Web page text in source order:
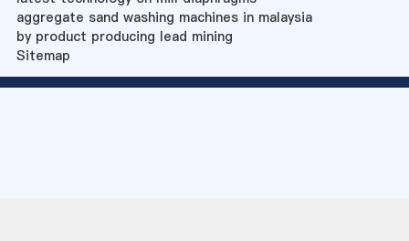
aggregate sand washing machines in malaysia
by product producing lead mining
Sitemap